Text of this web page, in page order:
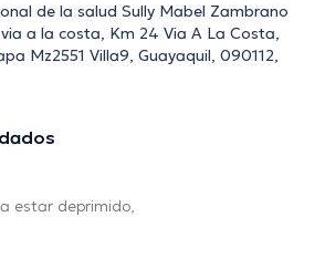
de la salud Sully Mabel Zambrano
a la costa, Km 24 Via A La Costa,
Mz2551 Villa9, Guayaquil, 090112,
estar deprimido,